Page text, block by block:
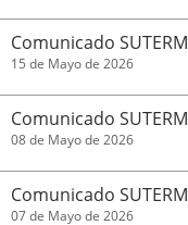
Comunicado SUTERM
15 de Mayo de 2026
Comunicado SUTERM
08 de Mayo de 2026
Comunicado SUTERM
07 de Mayo de 2026